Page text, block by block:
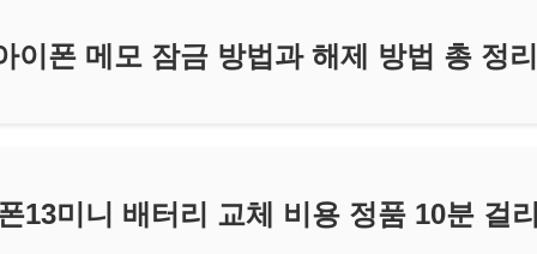
이폰 메모 잠금 방법과 해제 방법 총 정
13미니 배터리 교체 비용 정품 10분 걸